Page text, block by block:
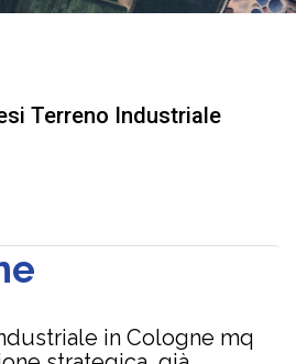
Terreno Industriale
in Cologne mq